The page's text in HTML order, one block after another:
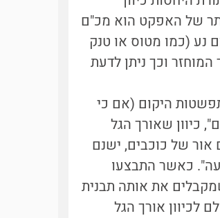
המוכר ביותר של האפקט הוא מכ"ם
נע (כמו מטוס או טנק
וכך ניתן לדעת
היקום (אם כי
כיוון שאורך הגל
מודדים ספקטרום אור של כוכבים, ישנם
כאשר התבצעו
את אותה תבנית
לכיוון אורך הגל